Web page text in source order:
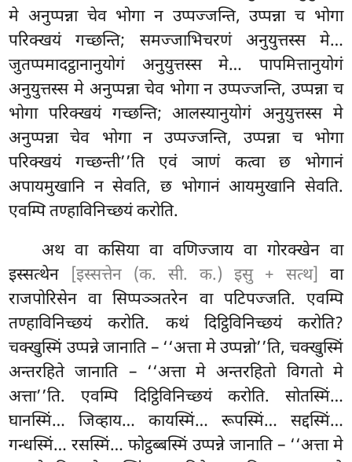
मे अनुप्पन्ना चेव भोगा न उप्पज्जन्ति, उप्पन्ना च भोगा
परिक्खयं गच्छन्ति; समज्जाभिचरणं अनुयुत्तस्स मे…
जुतप्पमादट्ठानानुयोगं अनुयुत्तस्स मे… पापमित्तानुयोगं
अनुयुत्तस्स मे अनुप्पन्ना चेव भोगा न उप्पज्जन्ति, उप्पन्ना च
भोगा परिक्खयं गच्छन्ति; आलस्यानुयोगंअनुयुत्तस्स मे
अनुप्पन्ना चेव भोगा न उप्पज्जन्ति, उप्पन्ना च भोगा
परिक्खयं गच्छन्ती’’ति एवं ञाणं कत्वा छ भोगानं
अपायमुखानि न सेवति, छ भोगानं आयमुखानि सेवति.
एवम्पि तण्हाविनिच्छयं करोति.
अथ वा कसिया वा वणिज्जाय वा गोरक्खेन वा
इस्सत्थेन
[इस्सत्तेन (क. सी. क.) इसु + सत्थ]
वा
राजपोरिसेन वा सिप्पञ्ञतरेन वा पटिपज्जति. एवम्पि
तण्हाविनिच्छयं करोति. कथं दिट्ठिविनिच्छयं करोति?
चक्खुस्मिं उप्पन्ने जानाति – ‘‘अत्ता मे उप्पन्नो’’ति, चक्खुस्मिं
अन्तरहिते जानाति – ‘‘अत्ता मे अन्तरहितो विगतो मे
अत्ता’’ति. एवम्पि दिट्ठिविनिच्छयं करोति. सोतस्मिं…
घानस्मिं… जिव्हाय… कायस्मिं… रूपस्मिं… सद्दस्मिं…
गन्धस्मिं… रसस्मिं… फोट्ठब्बस्मिं उप्पन्ने जानाति – ‘‘अत्ता मे